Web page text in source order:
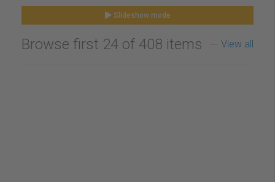
Slideshow mode
Browse first 24 of 408 items View all